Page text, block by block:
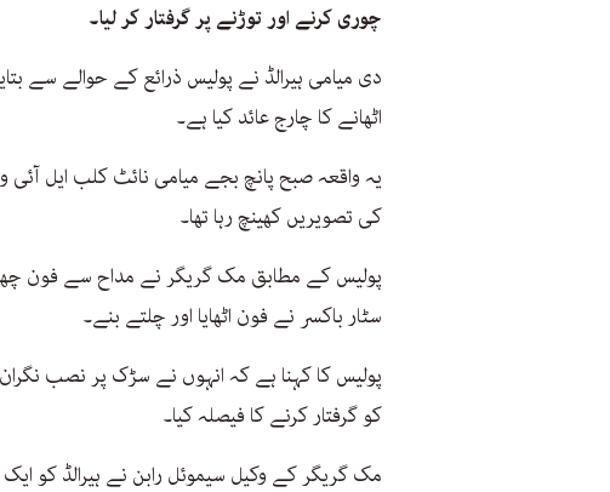
چوری کرنے اور توڑنے پر گرفتار کر لیا۔
دی میامی ہیرالڈ نے پولیس ذرائع کے حوالے سے
اٹھانے کا چارج عائد کیا ہے۔
یہ واقعہ صبح پانچ بجے میامی نائٹ کلب ایل
کی تصویریں کھینچ رہا تھا۔
پولیس کے مطابق مک گریگر نے مداح سے فون
سٹار باکسر نے فون اٹھایا اور چلتے بنے۔
پولیس کا کہنا ہے کہ انہوں نے سڑک پر نصب
کو گرفتار کرنے کا فیصلہ کیا۔
مک گریگر کے وکیل سیموئل رابن نے ہیرالڈ کو